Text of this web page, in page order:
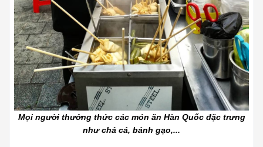
Mọi người thưởng thức các món ăn Hàn Quốc đặc trưng
như chả cá, bánh gạo,...